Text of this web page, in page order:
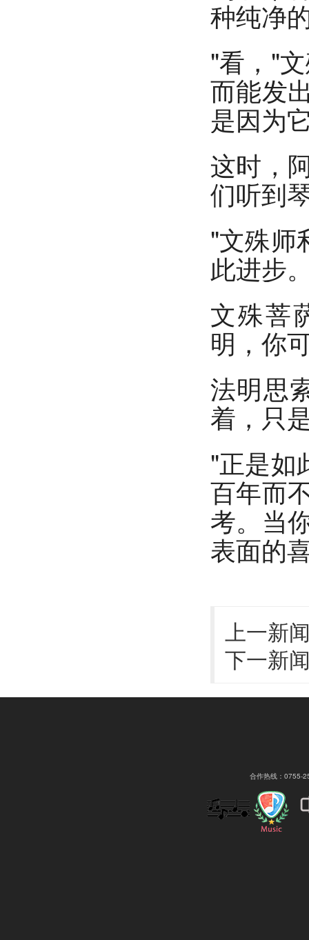
种纯净
"看，"
而能发
是因为
这时，
们听到
"文殊师
此进步
文殊菩
明，你
法明思
着，只
"正是如
百年而
考。当
表面的
上一新
下一新
合作热线：0755-